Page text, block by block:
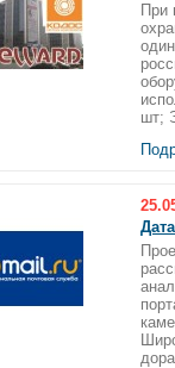
При
шт;